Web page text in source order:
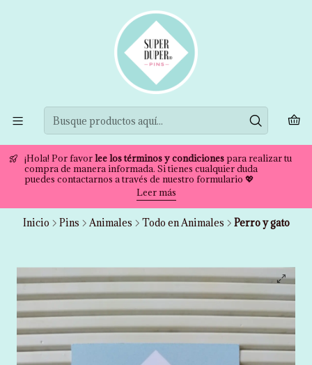
¡Hola! Por favorlee los términos y condicionespara realizar tu
compra de manera informada. Si tienes cualquier duda
puedes contactarnos a través de nuestro formulario 💖
Leer más
Inicio Pins Animales Todo en Animales Perro y gato